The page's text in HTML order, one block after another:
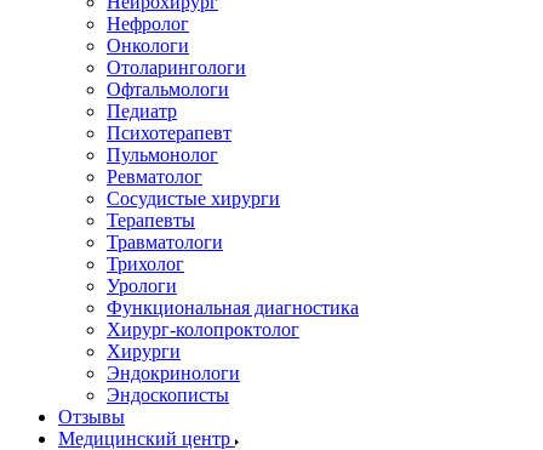
Нефролог
Онкологи
Отоларингологи
Офтальмологи
Педиатр
Психотерапевт
Пульмонолог
Ревматолог
Сосудистые хирурги
Терапевты
Травматологи
Трихолог
Урологи
Функциональная диагностика
Хирург-колопроктолог
Хирурги
Эндокринологи
Эндоскописты
Отзывы
Медицинский центр